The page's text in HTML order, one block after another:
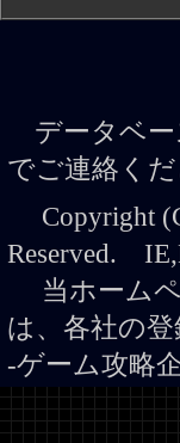
データベー
でご連絡くだ
Copyright
Reserved.
当ホームペ
は、各社の
-ゲーム攻略